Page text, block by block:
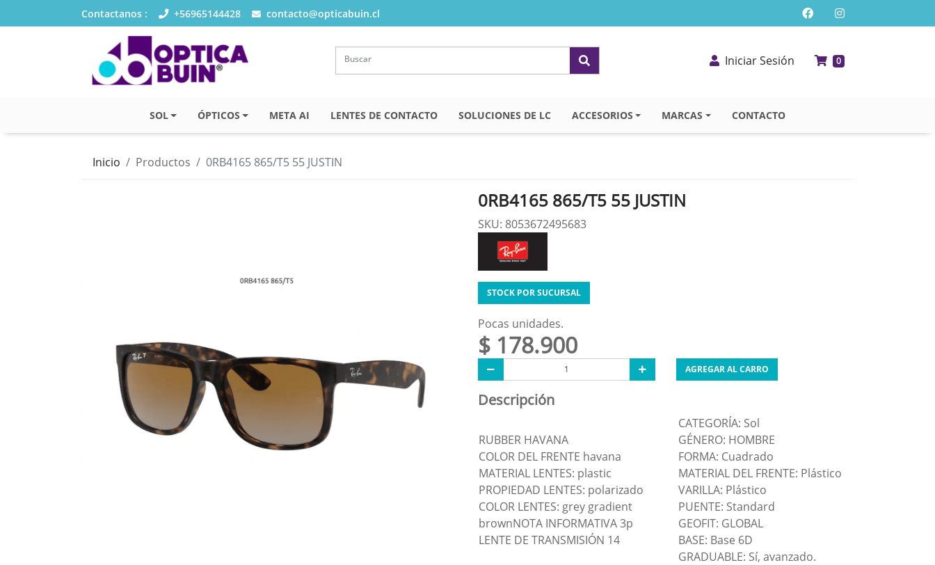
Contactanos : +56965144428 contacto@opticabuin.cl
Iniciar Sesión 0
SOL ÓPTICOS META AI LENTES DE CONTACTO SOLUCIONES DE LC ACCESORIOS MARCAS CONTACTO
Inicio Productos 0RB4165 865/T5 55 JUSTIN
0RB4165 865/T5 55 JUSTIN
SKU: 8053672495683
STOCK POR SUCURSAL
Pocas unidades.
$ 178.900
AGREGAR AL CARRO
Descripción
RUBBER HAVANA
COLOR DEL FRENTE havana
MATERIAL LENTES: plastic
PROPIEDAD LENTES: polarizado
COLOR LENTES: grey gradient
brownNOTA INFORMATIVA 3p
LENTE DE TRANSMISIÓN 14
CATEGORÍA: Sol
GÉNERO: HOMBRE
FORMA: Cuadrado
MATERIAL DEL FRENTE: Plástico
VARILLA: Plástico
PUENTE: Standard
GEOFIT: GLOBAL
BASE: Base 6D
GRADUABLE: Sí, avanzado.